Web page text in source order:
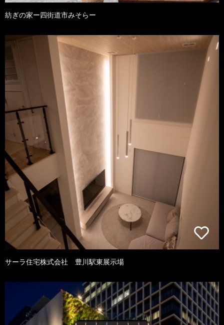
紡ぎの家ー四街道市みそらー
サーラ住宅株式会社 豊川駅東展示場